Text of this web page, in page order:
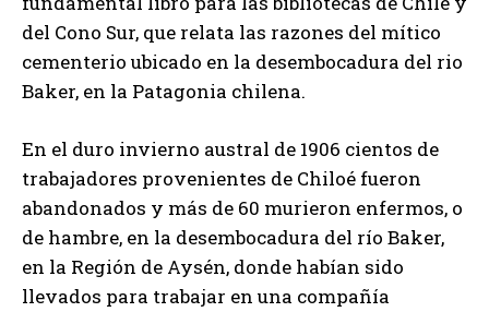
del Cono Sur, que relata las razones del mítico
cementerio ubicado en la desembocadura del rio
Baker, en la Patagonia chilena.
En el duro invierno austral de 1906 cientos de
trabajadores provenientes de Chiloé fueron
abandonados y más de 60 murieron enfermos, o
de hambre, en la desembocadura del río Baker,
en la Región de Aysén, donde habían sido
llevados para trabajar en una compañía